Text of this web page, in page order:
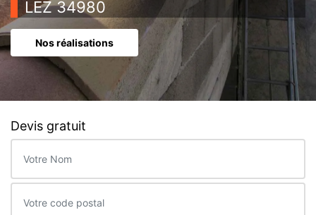
LEZ 34980
Nos réalisations
Devis gratuit